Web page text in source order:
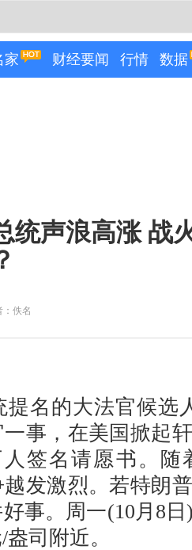
家 财经要闻 行情 数据
统声浪高涨 战
：佚名
的大法官候选
事，在美国掀起
签名请愿书。随
发激烈。若特朗
事。周一(10月8
司附近。